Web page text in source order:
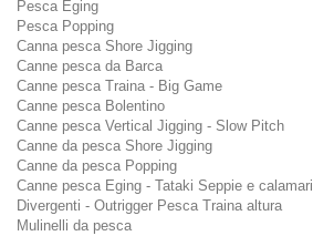
Pesca Eging
Pesca Popping
Canna pesca Shore Jigging
Canne pesca da Barca
Canne pesca Traina - Big Game
Canne pesca Bolentino
Canne pesca Vertical Jigging - Slow Pitch
Canne da pesca Shore Jigging
Canne da pesca Popping
Canne pesca Eging - Tataki Seppie e calamari
Divergenti - Outrigger Pesca Traina altura
Mulinelli da pesca